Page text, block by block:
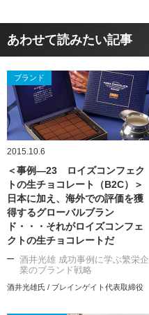
あわせて読みたい記事
ブランド
2015.10.6
＜事例―23 ロイズコンフェク
トの生チョコレート（B2C）＞
日本に加え、海外での評価を獲
得するグローバルブラン
ド・・・それがロイズコンフェ
クトの生チョコレートだ
酒井光雄 成功事例に学ぶ繁栄企
業のブランド戦略
酒井光雄氏 / ブレインゲイト代表取締役